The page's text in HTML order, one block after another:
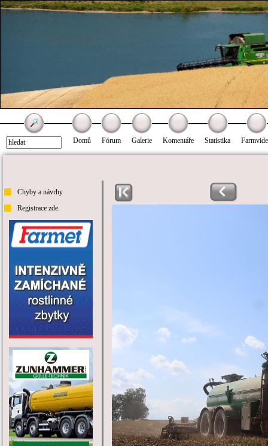
Domů Fórum Galerie Komentáře Statistika
Chyby a návrhy
Registrace zde.